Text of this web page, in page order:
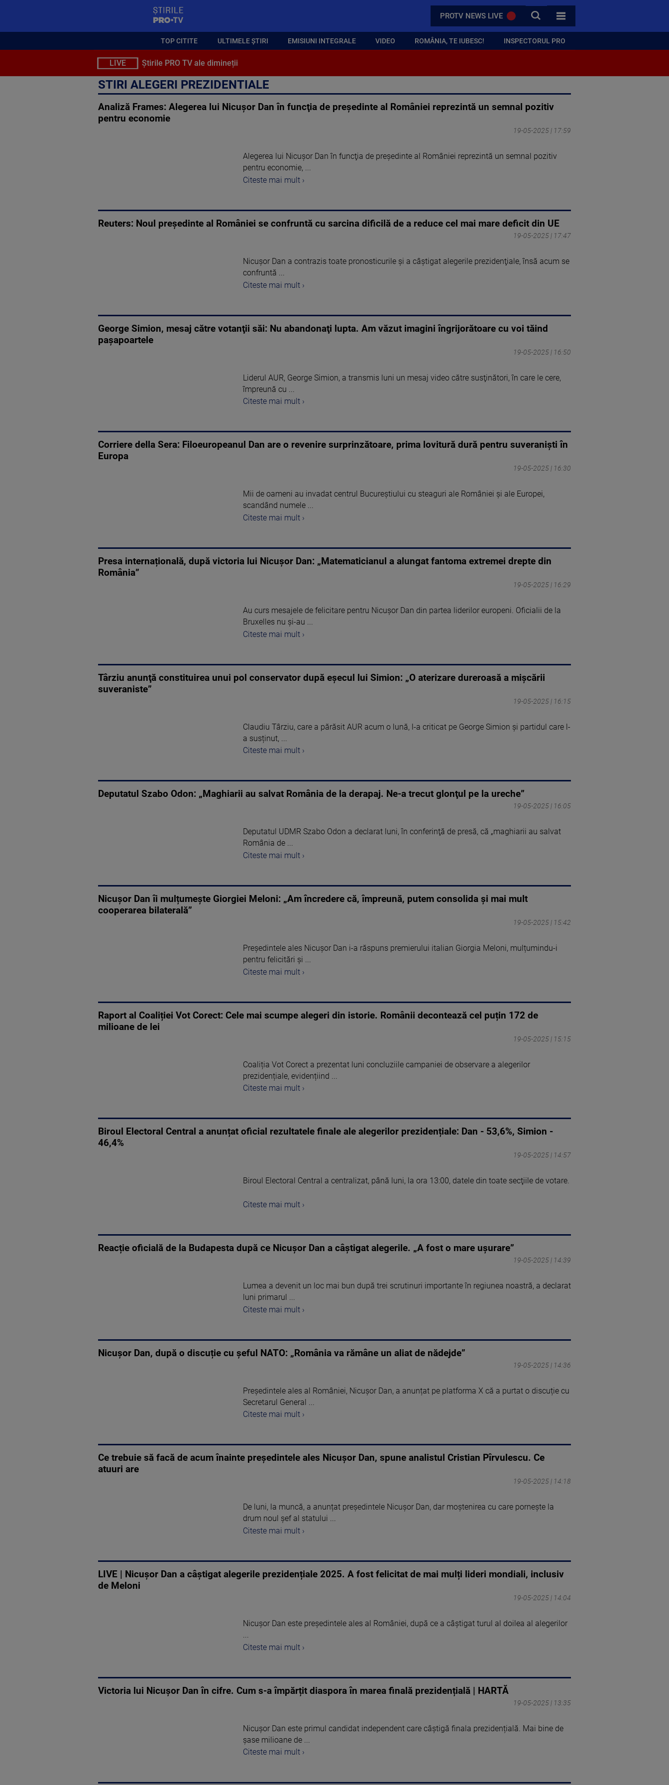
PROTV NEWS LIVE CAUTA
TOATE CATEGORIILE
TOP CITITE ULTIMELE ȘTIRI EMISIUNI INTEGRALE VIDEO ROMÂNIA, TE IUBESC! INSPECTORUL PRO
LIVE Știrile PRO TV ale dimineții
STIRI ALEGERI PREZIDENTIALE
Analiză Frames: Alegerea lui Nicuşor Dan în funcţia de preşedinte al României reprezintă un semnal pozitiv
pentru economie
19-05-2025 | 17:59
Alegerea lui Nicuşor Dan în funcţia de preşedinte al României reprezintă un semnal pozitiv
pentru economie, ...
Citeste mai mult ›
Reuters: Noul preşedinte al României se confruntă cu sarcina dificilă de a reduce cel mai mare deficit din UE
19-05-2025 | 17:47
Nicuşor Dan a contrazis toate pronosticurile şi a câştigat alegerile prezidenţiale, însă acum se
confruntă ...
Citeste mai mult ›
George Simion, mesaj către votanţii săi: Nu abandonaţi lupta. Am văzut imagini îngrijorătoare cu voi tăind
paşapoartele
19-05-2025 | 16:50
Liderul AUR, George Simion, a transmis luni un mesaj video către susţinători, în care le cere,
împreună cu ...
Citeste mai mult ›
Corriere della Sera: Filoeuropeanul Dan are o revenire surprinzătoare, prima lovitură dură pentru suveranişti în
Europa
19-05-2025 | 16:30
Mii de oameni au invadat centrul Bucureştiului cu steaguri ale României şi ale Europei,
scandând numele ...
Citeste mai mult ›
Presa internațională, după victoria lui Nicușor Dan: „Matematicianul a alungat fantoma extremei drepte din
România”
19-05-2025 | 16:29
Au curs mesajele de felicitare pentru Nicușor Dan din partea liderilor europeni. Oficialii de la
Bruxelles nu și-au ...
Citeste mai mult ›
Târziu anunţă constituirea unui pol conservator după eşecul lui Simion: „O aterizare dureroasă a mişcării
suveraniste”
19-05-2025 | 16:15
Claudiu Târziu, care a părăsit AUR acum o lună, l-a criticat pe George Simion și partidul care l-
a susținut, ...
Citeste mai mult ›
Deputatul Szabo Odon: „Maghiarii au salvat România de la derapaj. Ne-a trecut glonţul pe la ureche”
19-05-2025 | 16:05
Deputatul UDMR Szabo Odon a declarat luni, în conferinţă de presă, că „maghiarii au salvat
România de ...
Citeste mai mult ›
Nicușor Dan îi mulțumește Giorgiei Meloni: „Am încredere că, împreună, putem consolida şi mai mult
cooperarea bilaterală”
19-05-2025 | 15:42
Președintele ales Nicușor Dan i-a răspuns premierului italian Giorgia Meloni, mulțumindu-i
pentru felicitări și ...
Citeste mai mult ›
Raport al Coaliției Vot Corect: Cele mai scumpe alegeri din istorie. Românii decontează cel puțin 172 de
milioane de lei
19-05-2025 | 15:15
Coaliția Vot Corect a prezentat luni concluziile campaniei de observare a alegerilor
prezidențiale, evidențiind ...
Citeste mai mult ›
Biroul Electoral Central a anunțat oficial rezultatele finale ale alegerilor prezidențiale: Dan - 53,6%, Simion -
46,4%
19-05-2025 | 14:57
Biroul Electoral Central a centralizat, până luni, la ora 13:00, datele din toate secţiile de votare.
Citeste mai mult ›
Reacție oficială de la Budapesta după ce Nicușor Dan a câștigat alegerile. „A fost o mare uşurare”
19-05-2025 | 14:39
Lumea a devenit un loc mai bun după trei scrutinuri importante în regiunea noastră, a declarat
luni primarul ...
Citeste mai mult ›
Nicușor Dan, după o discuție cu șeful NATO: „România va rămâne un aliat de nădejde”
19-05-2025 | 14:36
Președintele ales al României, Nicușor Dan, a anunțat pe platforma X că a purtat o discuție cu
Secretarul General ...
Citeste mai mult ›
Ce trebuie să facă de acum înainte președintele ales Nicușor Dan, spune analistul Cristian Pîrvulescu. Ce
atuuri are
19-05-2025 | 14:18
De luni, la muncă, a anunțat președintele Nicușor Dan, dar moștenirea cu care pornește la
drum noul șef al statului ...
Citeste mai mult ›
LIVE | Nicușor Dan a câștigat alegerile prezidențiale 2025. A fost felicitat de mai mulți lideri mondiali, inclusiv
de Meloni
19-05-2025 | 14:04
Nicușor Dan este președintele ales al României, după ce a câștigat turul al doilea al alegerilor
...
Citeste mai mult ›
Victoria lui Nicușor Dan în cifre. Cum s-a împărțit diaspora în marea finală prezidențială | HARTĂ
19-05-2025 | 13:35
Nicușor Dan este primul candidat independent care câștigă finala prezidențială. Mai bine de
șase milioane de ...
Citeste mai mult ›